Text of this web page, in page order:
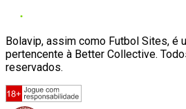
Bolavip, assim como Futbol Sites, é
pertencente à Better Collective.
reservados.